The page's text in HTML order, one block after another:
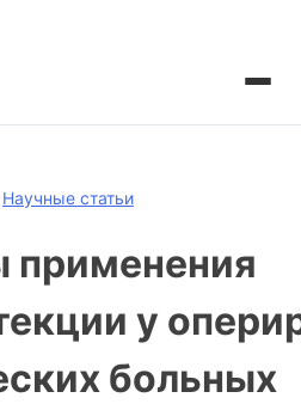
Научные статьи
применения
у
больных